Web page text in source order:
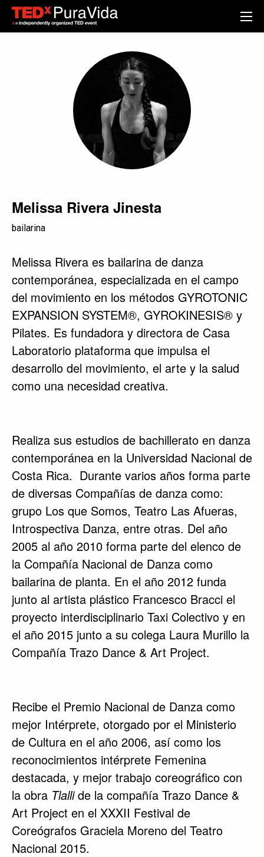
Melissa Rivera Jinesta
bailarina
Melissa Rivera es bailarina de danza
contemporánea, especializada en el campo
del movimiento en los métodos GYROTONIC
EXPANSION SYSTEM®, GYROKINESIS® y
Pilates. Es fundadora y directora de Casa
Laboratorio plataforma que impulsa el
desarrollo del movimiento, el arte y la salud
como una necesidad creativa.
Realiza sus estudios de bachillerato en danza
contemporánea en la Universidad Nacional de
Costa Rica. Durante varios años forma parte
de diversas Compañías de danza como:
grupo Los que Somos, Teatro Las Afueras,
Introspectiva Danza, entre otras. Del año
2005 al año 2010 forma parte del elenco de
la Compañía Nacional de Danza como
bailarina de planta. En el año 2012 funda
junto al artista plástico Francesco Bracci el
proyecto interdisciplinario Taxi Colectivo y en
el año 2015 junto a su colega Laura Murillo la
Compañía Trazo Dance & Art Project.
Recibe el Premio Nacional de Danza como
mejor Intérprete, otorgado por el Ministerio
de Cultura en el año 2006, así como los
reconocimientos intérprete Femenina
destacada, y mejor trabajo coreográfico con
la obra Tlallide la compañía Trazo Dance &
Art Project en el XXXII Festival de
Coreógrafos Graciela Moreno del Teatro
Nacional 2015.